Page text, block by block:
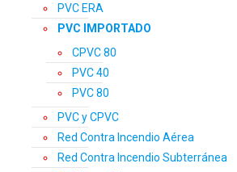
PVC ERA
PVC IMPORTADO
CPVC 80
PVC 40
PVC 80
PVC y CPVC
Red Contra Incendio Aérea
Red Contra Incendio Subterránea